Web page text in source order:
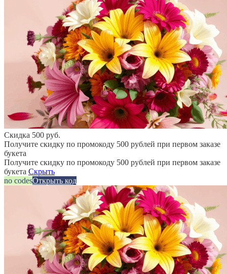
Скидка 500 руб.
Получите скидку по промокоду 500 рублей при первом заказе
букета
Получите скидку по промокоду 500 рублей при первом заказе
букета Скрыть
no codesОткрыть код